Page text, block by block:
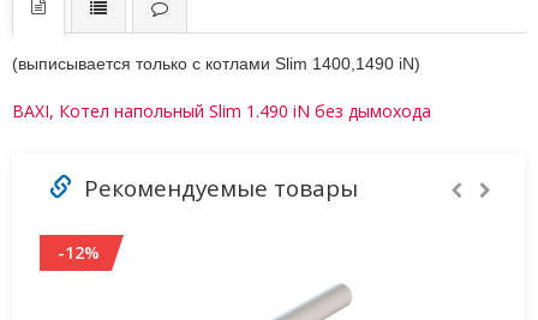
(выписывается только с котлами Slim 1400,1490 iN)
BAXI, Котел напольный Slim 1.490 iN без дымохода
Рекомендуемые товары
-12%